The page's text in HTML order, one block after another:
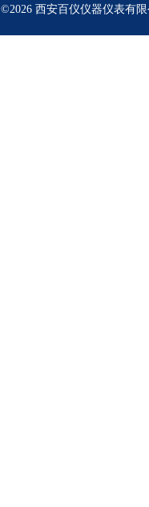
©2026 西安百仪仪器仪表有